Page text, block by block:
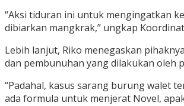
“Aksi tiduran ini untuk mengingatkan
dibiarkan mangkrak,” ungkap
Lebih lanjut, Riko menegaskan
dan pembunuhan yang dilakukan oleh
“Padahal, kasus sarang burung walet
ada formula untuk menjerat Novel,